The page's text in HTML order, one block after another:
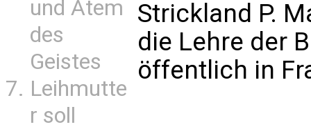
und Atem
des
Geistes
Leihmutte
r soll
Strickland P.
die Lehre der
öffentlich in